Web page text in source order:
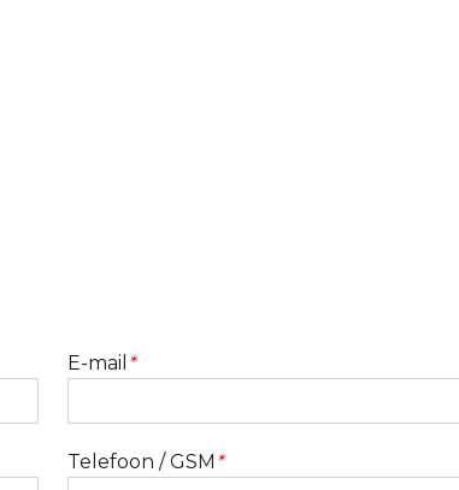
E-mail *
Telefoon / GSM *